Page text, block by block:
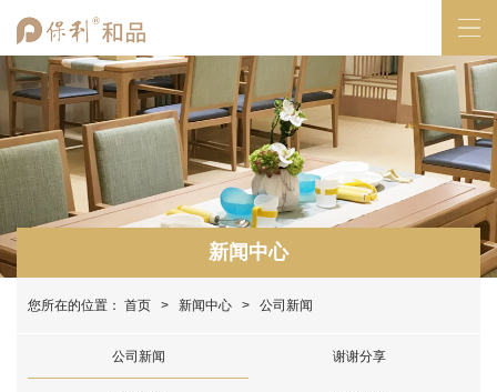
新闻中心
您所在的位置： 首页 > 新闻中心 > 公司新闻
公司新闻 谢谢分享